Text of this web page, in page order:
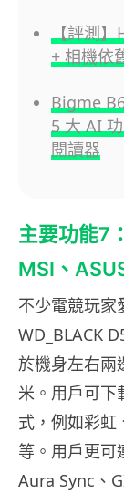
【評測】
+ 相機依
Bigme
5 大 AI
閱讀器
主要功能7
MSI、
不少電競玩家
WD_BLACK
於機身左右兩
米。用戶可下
式，例如彩虹
等。用戶更可
Aura Sync、